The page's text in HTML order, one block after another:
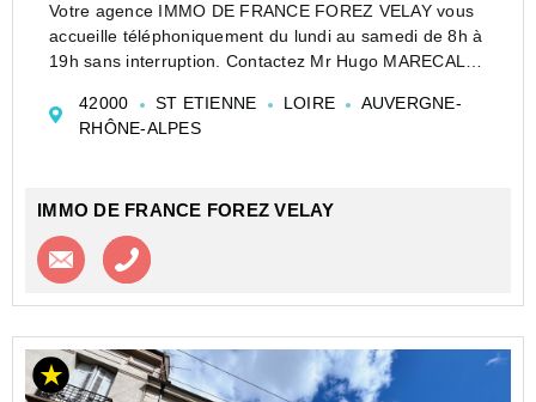
Votre agence IMMO DE FRANCE FOREZ VELAY vous
accueille téléphoniquement du lundi au samedi de 8h à
19h sans interruption. Contactez Mr Hugo MARECAL
Construit en 1914 et rénové en 2005, cet immeuble de
caractère s...
42000 ST ETIENNE LOIRE
AUVERGNE-
RHÔNE-ALPES
IMMO DE FRANCE FOREZ VELAY
Contacter l'agence